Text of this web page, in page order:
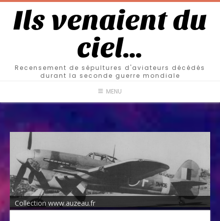
Ils venaient du
ciel…
Recensement de sépultures d'aviateurs décédés
durant la seconde guerre mondiale
MENU
Collection www.auzeau.fr